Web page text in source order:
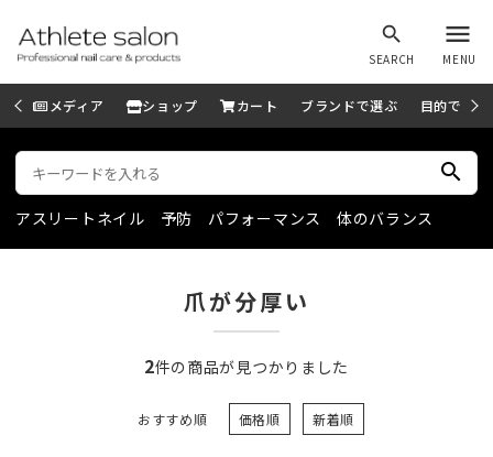
search
SEARCH
menu
MENU
メディア ショップ カート ブランドで選ぶ 目的で選ぶ
search
アスリートネイル 予防 パフォーマンス 体のバランス
爪が分厚い
2件の商品が見つかりました
おすすめ順 価格順 新着順